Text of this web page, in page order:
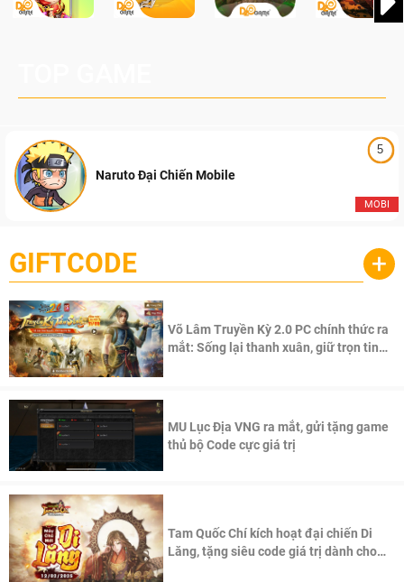
5
MOBI
Naruto Đại Chiến Mobile
GIFTCODE +
Võ Lâm Truyền Kỳ 2.0 PC chính thức ra
mắt: Sống lại thanh xuân, giữ trọn tinh
MU Lục Địa VNG ra mắt, gửi tặng game
thủ bộ Code cực giá trị
Tam Quốc Chí kích hoạt đại chiến Di
Lăng, tặng siêu code giá trị dành cho